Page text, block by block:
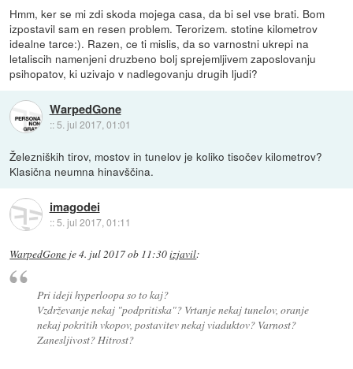
Hmm, ker se mi zdi skoda mojega casa, da bi sel vse brati. Bom
izpostavil sam en resen problem. Terorizem. stotine kilometrov
idealne tarce:). Razen, ce ti mislis, da so varnostni ukrepi na
letaliscih namenjeni druzbeno bolj sprejemljivem zaposlovanju
psihopatov, ki uzivajo v nadlegovanju drugih ljudi?
WarpedGone
:: 5. jul 2017, 01:01
Železniških tirov, mostov in tunelov je koliko tisočev kilometrov?
Klasična neumna hinavščina.
imagodei
::5. jul 2017, 01:11
WarpedGone je4. jul 2017 ob 11:30izjavil:
Pri ideji hyperloopa so to kaj?
Vzdrževanje nekaj "podpritiska"? Vrtanje nekaj tunelov, oranje
nekaj pokritih vkopov, postavitev nekaj viaduktov? Varnost?
Zanesljivost? Hitrost?